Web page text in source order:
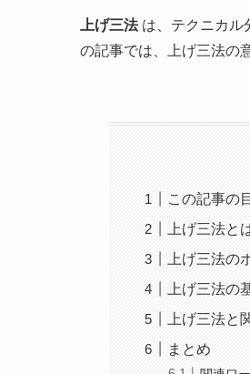
上げ三法は、テクニカル
の記事では、上げ三法の
この記事の
上げ三法と
上げ三法の
上げ三法の
上げ三法と
まとめ